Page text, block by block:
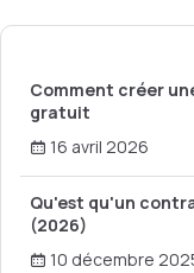
Comment créer
gratuit
16 avril 2026
Qu'est qu'un
(2026)
10 décembre